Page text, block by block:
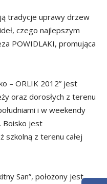
tradycje uprawy drzew
czego najlepszym
POWIDLAKI, promująca
– ORLIK 2012” jest
oraz dorosłych z terenu
i w weekendy
Boisko jest
szkolną z terenu całej
San”, położony jest